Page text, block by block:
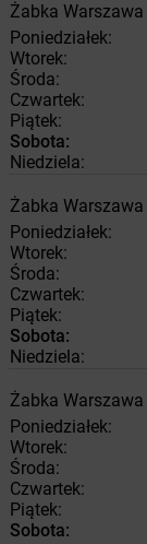
Żabka Warszawa
Poniedziałek:
Wtorek:
Środa:
Czwartek:
Piątek:
Sobota:
Niedziela:
Żabka Warszawa
Poniedziałek:
Wtorek:
Środa:
Czwartek:
Piątek:
Sobota:
Niedziela:
Żabka Warszawa
Poniedziałek:
Wtorek:
Środa:
Czwartek:
Piątek:
Sobota: